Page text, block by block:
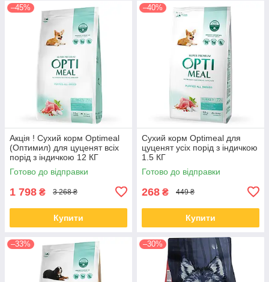
–45%
Акція ! Сухий корм Optimeal
(Оптимил) для цуценят всіх
порід з індичкою 12 КГ
Готово до відправки
1 798 ₴ 3 268 ₴
Купити
–40%
Сухий корм Optimeal для
цуценят усіх порід з індичкою
1.5 КГ
Готово до відправки
268 ₴ 449 ₴
Купити
–33% –30%